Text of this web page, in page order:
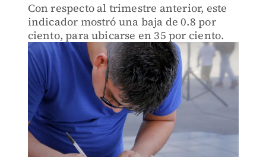
Con respecto al trimestre anterior, este
indicador mostró una baja de 0.8 por
ciento, para ubicarse en 35 por ciento.